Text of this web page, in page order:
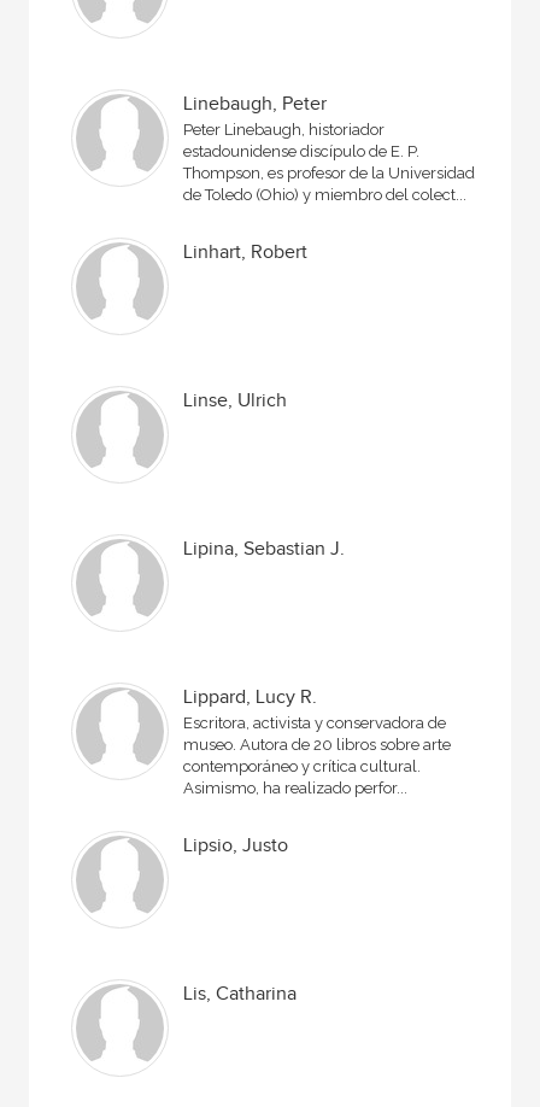
Linebaugh, Peter
Peter Linebaugh, historiador
estadounidense discípulo de E. P.
Thompson, es profesor de la Universidad
de Toledo (Ohio) y miembro del colect...
Linhart, Robert
Linse, Ulrich
Lipina, Sebastian J.
Lippard, Lucy R.
Escritora, activista y conservadora de
museo. Autora de 20 libros sobre arte
contemporáneo y crítica cultural.
Asimismo, ha realizado perfor...
Lipsio, Justo
Lis, Catharina